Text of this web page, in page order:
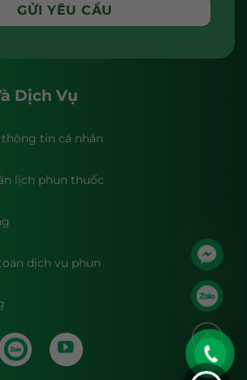
Dịch Vụ
thông tin cá nhân
lịch phun thuốc
dịch vụ phun